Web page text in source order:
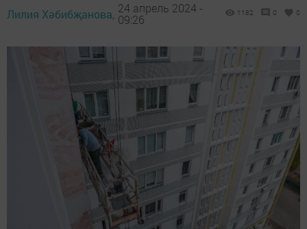
Лилия Хәбибҗанова, 24 апрель 2024 -
09:26
1182 0 0